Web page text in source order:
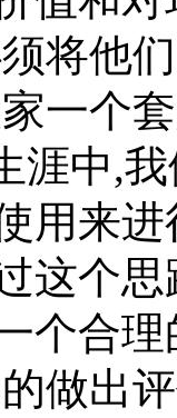
将他
一个
涯中,
用来
这个
个合
做出